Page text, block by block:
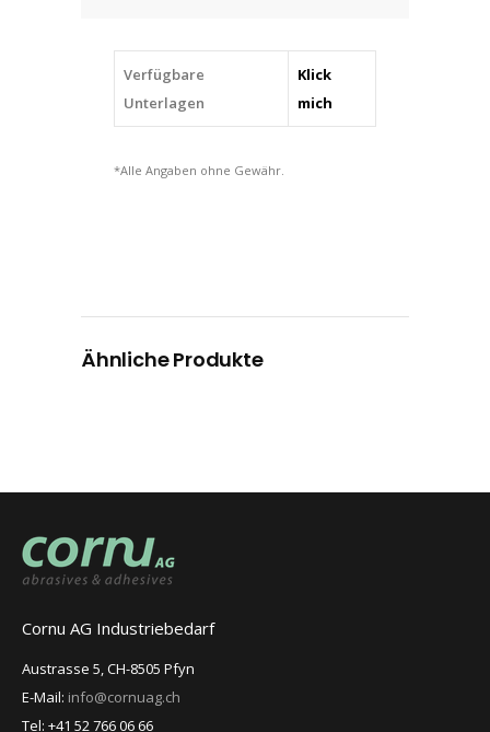
Verfügbare
Unterlagen
Klick
mich
*Alle Angaben ohne Gewähr.
Ähnliche Produkte
Cornu AG Industriebedarf
Austrasse 5, CH-8505 Pfyn
E-Mail: info@cornuag.ch
Tel: +41 52 766 06 66